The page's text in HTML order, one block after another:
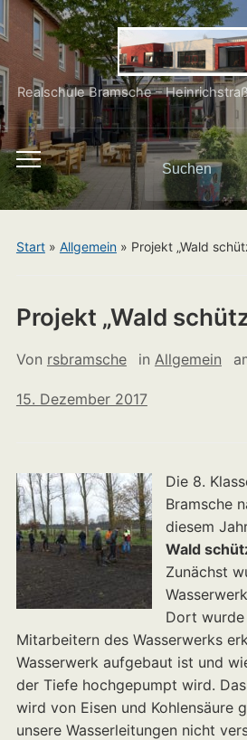
Realschule Bramsche –
Toggle
mobile
menu
Search
for:
Start» Allgemein» Projekt „Wald
Projekt „Wald
Von rsbramsche in Allgemein
15. Dezember 2017
Die 8.
Bramsche
diesem
Wald
Zunächst
Dort wurde
Mitarbeitern des Wasserwerks
Wasserwerk aufgebaut ist und
der Tiefe hochgepumpt wird.
wird von Eisen und Kohlensäure
unsere Wasserleitungen nicht